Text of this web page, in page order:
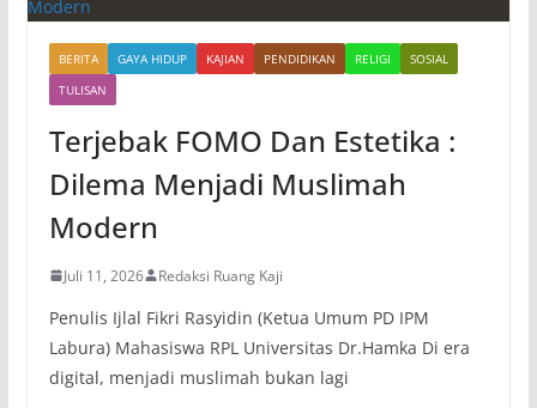
BERITA GAYA HIDUP KAJIAN PENDIDIKAN RELIGI
SOSIAL
TULISAN
Terjebak FOMO Dan Estetika :
Dilema Menjadi Muslimah
Modern
Juli 11, 2026 Redaksi Ruang Kaji
Penulis Ijlal Fikri Rasyidin (Ketua Umum PD IPM
Labura) Mahasiswa RPL Universitas Dr.Hamka Di era
digital, menjadi muslimah bukan lagi